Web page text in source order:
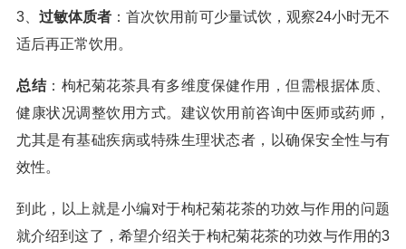
3、过敏体质者 ：首次饮用前可少量试饮，观察24小时无不
适后再正常饮用。
总结：枸杞菊花茶具有多维度保健作用，但需根据体质、
健康状况调整饮用方式。建议饮用前咨询中医师或药师，
尤其是有基础疾病或特殊生理状态者，以确保安全性与有
效性。
到此，以上就是小编对于枸杞菊花茶的功效与作用的问题
就介绍到这了，希望介绍关于枸杞菊花茶的功效与作用的3